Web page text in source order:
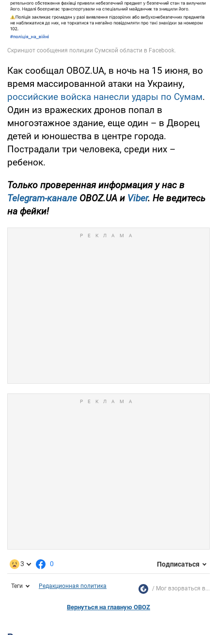
Как сообщал OBOZ.UA, в ночь на 15 июня, во
время массированной атаки на Украину,
российские войска нанесли удары по Сумам.
Один из вражеских дронов попал в
многоэтажное здание, еще один – в Дворец
детей и юношества в центре города.
Пострадали три человека, среди них –
ребенок.
Только проверенная информация у нас в
Telegram-канале OBOZ.UA и Viber. Не ведитесь
на фейки!
3 0 Подписаться
Теги Редакционная политика Мог взорваться в...
Вернуться на главную OBOZ